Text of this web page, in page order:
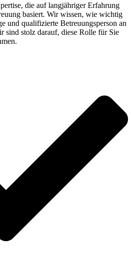
die auf langjähriger Erfahrung
basiert. Wir wissen, wie wichtig
und qualifizierte Betreuungsperson an
sind stolz darauf, diese Rolle für Sie